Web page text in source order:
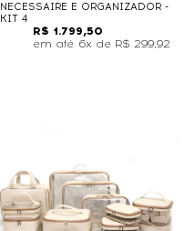
NECESSAIRE E ORGANIZADOR -
KIT 4
R$ 1.799,50
6x de R$ 299,92